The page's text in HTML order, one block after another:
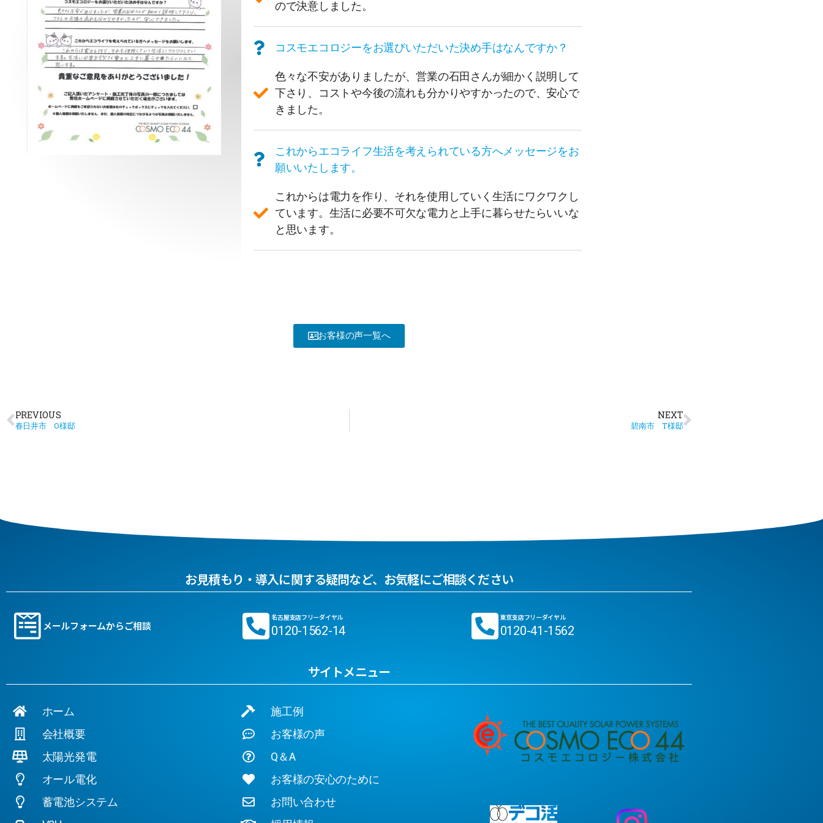
ので決意しました。
コスモエコロジーをお選びいただいた決め手はなんですか？
色々な不安がありましたが、営業の石田さんが細かく説明して
下さり、コストや今後の流れも分かりやすかったので、安心で
きました。
これからエコライフ生活を考えられている方へメッセージをお
願いいたします。
これからは電力を作り、それを使用していく生活にワクワクし
ています。生活に必要不可欠な電力と上手に暮らせたらいいな
と思います。
お客様の声一覧へ
PREVIOUS
春日井市 O様邸
NEXT
碧南市 T様邸
お見積もり・導入に関する疑問など、お気軽にご相談ください
メールフォームからご相談
名古屋支店フリーダイヤル
0120-1562-14
東京支店フリーダイヤル
0120-41-1562
サイトメニュー
ホーム
会社概要
太陽光発電
オール電化
蓄電池システム
施工例
お客様の声
Q＆A
お客様の安心のために
お問い合わせ